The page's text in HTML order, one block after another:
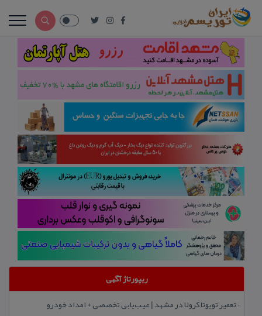
ریپورتاژ آگهی
:: تعمیر تویوتا كرولا در مشهد | عیب‌یابی تخصصی + امداد خودرو